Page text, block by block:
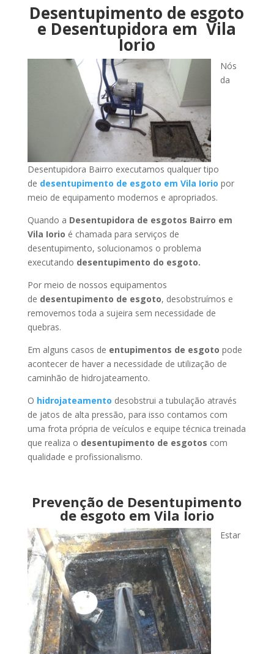
Desentupimento de esgoto
e Desentupidora em Vila
Iorio
Nós
da
Desentupidora Bairro executamos qualquer tipo
de desentupimento de esgoto em Vila Iorio por
meio de equipamento modernos e apropriados.
Quando a Desentupidora de esgotos Bairro em
Vila Iorio é chamada para serviços de
desentupimento, solucionamos o problema
executando desentupimento do esgoto.
Por meio de nossos equipamentos
de desentupimento de esgoto, desobstruímos e
removemos toda a sujeira sem necessidade de
quebras.
Em alguns casos de entupimentos de esgoto pode
acontecer de haver a necessidade de utilização de
caminhão de hidrojateamento.
O hidrojateamento desobstrui a tubulação através
de jatos de alta pressão, para isso contamos com
uma frota própria de veículos e equipe técnica treinada
que realiza o desentupimento de esgotos com
qualidade e profissionalismo.
Prevenção de Desentupimento
de esgoto em Vila Iorio
Estar